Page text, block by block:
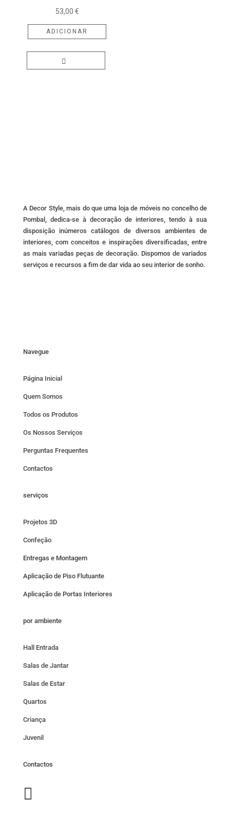
53,00 €
ADICIONAR
A Decor Style, mais do que uma loja de móveis no concelho de
Pombal, dedica-se à decoração de interiores, tendo à sua
disposição inúmeros catálogos de diversos ambientes de
interiores, com conceitos e inspirações diversificadas, entre
as mais variadas peças de decoração. Dispomos de variados
serviços e recursos a fim de dar vida ao seu interior de sonho.
Navegue
Página Inicial
Quem Somos
Todos os Produtos
Os Nossos Serviços
Perguntas Frequentes
Contactos
serviços
Projetos 3D
Confeção
Entregas e Montagem
Aplicação de Piso Flutuante
Aplicação de Portas Interiores
por ambiente
Hall Entrada
Salas de Jantar
Salas de Estar
Quartos
Criança
Juvenil
Contactos
